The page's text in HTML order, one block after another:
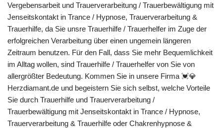
Vergebensarbeit und Trauerverarbeitung / Trauerbewältigung mit
Jenseitskontakt in Trance / Hypnose, Trauerverarbeitung &
Trauerhilfe, da Sie unsre Trauerhilfe / Trauerhelfer im Zuge der
erfolgreichen Verarbeitung über einen ungemein längeren
Zeitraum benutzen. Für den Fall, dass Sie mehr Bequemlichkeit
im Alltag wollen, sind Trauerhilfe / Trauerhelfer von Sie von
allergrößter Bedeutung. Kommen Sie in unsere Firma 💓️💎
Herzdiamant.de und begeistern Sie sich selbst, welche Vorteile
Sie durch Trauerhilfe und Trauerverarbeitung /
Trauerbewältigung mit Jenseitskontakt in Trance / Hypnose,
Trauerverarbeitung & Trauerhilfe oder Chakrenhypnose &